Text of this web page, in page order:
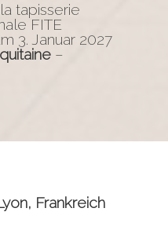
tapisserie
FITE
3. Januar 2027
–
Frankreich